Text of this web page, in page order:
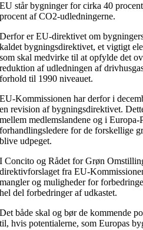
EU står bygninger for cirka 40
procent af CO2-udledningerne.
Derfor er EU-direktivet om
kaldet bygningsdirektivet, et vigtigt
som skal medvirke til at opfylde det
reduktion af udledningen af
forhold til 1990 niveauet.
EU-Kommissionen har derfor i
en revision af bygningsdirektivet.
mellem medlemslandene og i Europa-
forhandlingsledere for de forskellige
blive udpeget.
I Concito og Rådet for Grøn
direktivforslaget fra EU-
mangler og muligheder for
hel del forbedringer af udkastet.
Det både skal og bør de kommende
til, hvis potentialerne, som Europas